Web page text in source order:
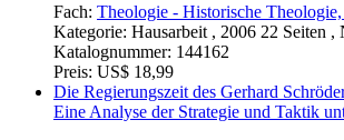
Fach: Theologie - Historische
Kategorie: Hausarbeit , 2006 22 Seiten ,
Katalognummer: 144162
Preis: US$ 18,99
Die Regierungszeit des Gerhard
Eine Analyse der Strategie und Taktik